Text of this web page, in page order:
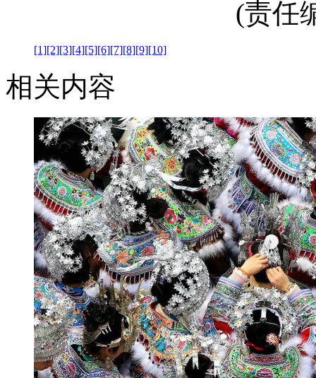
(责任
[1][2][3][4][5][6][7][8][9][10]
相关内容